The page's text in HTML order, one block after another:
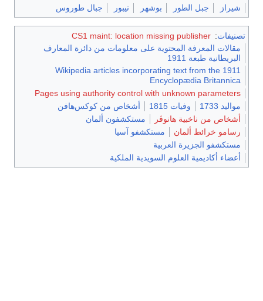
شيراز
جبل الطور بوشهر نيبور جبال طوروس
تصنيفات:
CS1 maint: location missing publisher
مقالات المعرفة المحتوية على معلومات من دائرة المعارف
البريطانية طبعة 1911
Wikipedia articles incorporating text from the 1911
Encyclopædia Britannica
Pages using authority control with unknown parameters
مواليد 1733
وفيات 1815
أشخاص من كوكس‌هافن
أشخاص من ناخبية هانوڤر
مستكشفون ألمان
رسامو خرائط ألمان
مستكشفو آسيا
مستكشفو الجزيرة العربية
أعضاء أكاديمية العلوم السويدية الملكية